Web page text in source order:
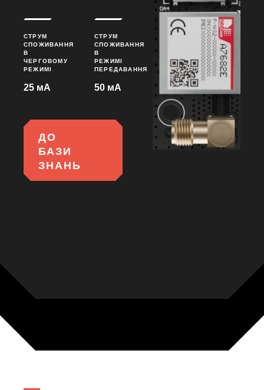
СТРУМ
СПОЖИВАННЯ
В
ЧЕРГОВОМУ
РЕЖИМІ
25 мА
СТРУМ
СПОЖИВАННЯ
В
РЕЖИМІ
ПЕРЕДАВАННЯ
50 мА
ДО
БАЗИ
ЗНАНЬ